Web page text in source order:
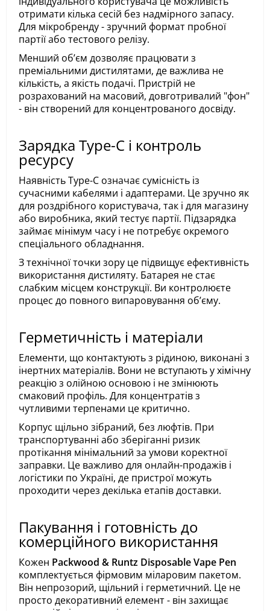
отримати кілька сесій без надмірного запасу.
Для мікробренду - зручний формат пробної
партії або тестового релізу.
Менший обʼєм дозволяє працювати з
преміальними дистилятами, де важлива не
кількість, а якість подачі. Пристрій не
розрахований на масовий, довготривалий "фон"
- він створений для концентрованого досвіду.
Зарядка Type-C і контроль
ресурсу
Наявність Type-C означає сумісність із
сучасними кабелями і адаптерами. Це зручно як
для роздрібного користувача, так і для магазину
або виробника, який тестує партії. Підзарядка
займає мінімум часу і не потребує окремого
спеціального обладнання.
З технічної точки зору це підвищує ефективність
використання дистиляту. Батарея не стає
слабким місцем конструкції. Ви контролюєте
процес до повного випаровування обʼєму.
Герметичність і матеріали
Елементи, що контактують з рідиною, виконані з
інертних матеріалів. Вони не вступають у хімічну
реакцію з олійною основою і не змінюють
смаковий профіль. Для концентратів з
чутливими терпенами це критично.
Корпус щільно зібраний, без люфтів. При
транспортуванні або зберіганні ризик
протікання мінімальний за умови коректної
заправки. Це важливо для онлайн-продажів і
логістики по Україні, де пристрої можуть
проходити через декілька етапів доставки.
Пакування і готовність до
комерційного використання
Кожен Packwood & Runtz Disposable Vape Pen
комплектується фірмовим міларовим пакетом.
Він непрозорий, щільний і герметичний. Це не
просто декоративний елемент - він захищає